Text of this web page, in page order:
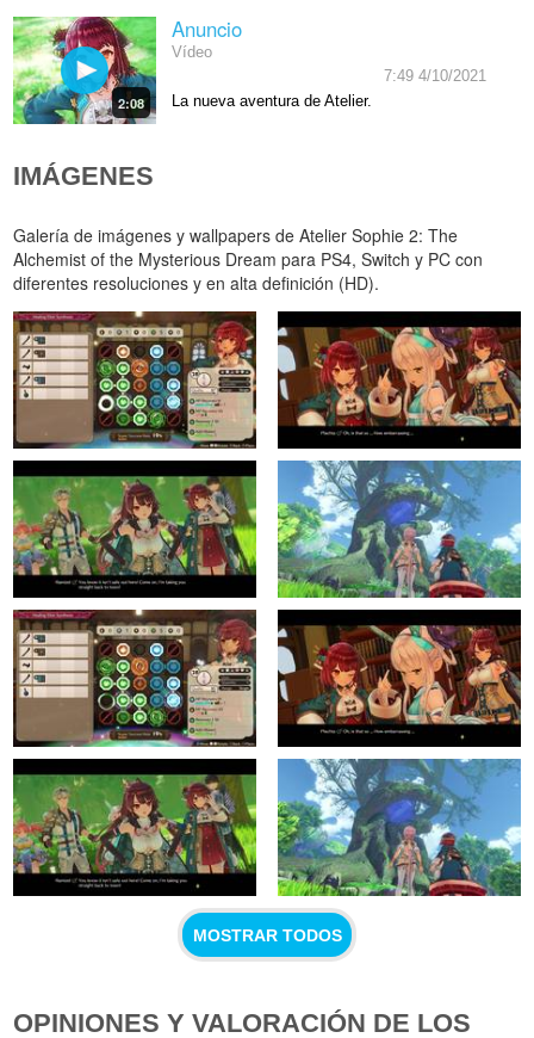
2:08
Anuncio
Vídeo
7:49 4/10/2021
La nueva aventura de Atelier.
IMÁGENES
Galería de imágenes y wallpapers de Atelier Sophie 2: The
Alchemist of the Mysterious Dream para PS4, Switch y PC con
diferentes resoluciones y en alta definición (HD).
MOSTRAR TODOS
OPINIONES Y VALORACIÓN DE LOS